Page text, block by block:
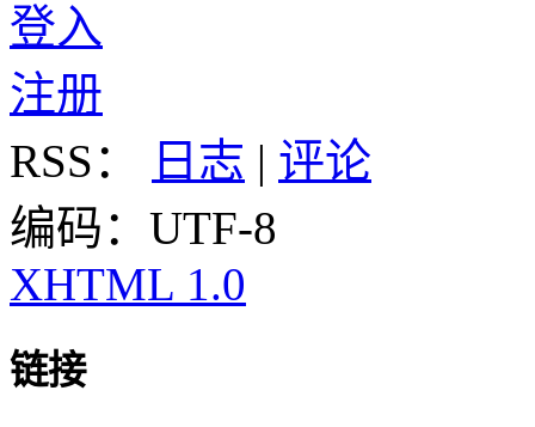
登入
注册
RSS：
日志 | 评论
编码：UTF-8
XHTML 1.0
链接